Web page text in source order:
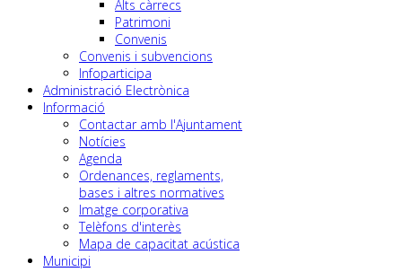
Alts càrrecs
Patrimoni
Convenis
Convenis i subvencions
Infoparticipa
Administració Electrònica
Informació
Contactar amb l'Ajuntament
Notícies
Agenda
Ordenances, reglaments,
bases i altres normatives
Imatge corporativa
Telèfons d'interès
Mapa de capacitat acústica
Municipi